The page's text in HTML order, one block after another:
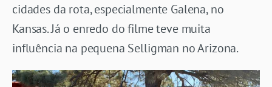
cidades da rota, especialmente Galena, no
Kansas. Já o enredo do filme teve muita
influência na pequena Selligman no Arizona.